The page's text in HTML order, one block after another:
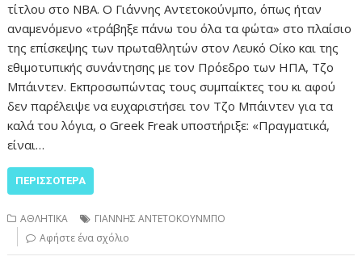
τίτλου στο ΝΒΑ. Ο Γιάννης Αντετοκούνμπο, όπως ήταν
αναμενόμενο «τράβηξε πάνω του όλα τα φώτα» στο πλαίσιο
της επίσκεψης των πρωταθλητών στον Λευκό Οίκο και της
εθιμοτυπικής συνάντησης με τον Πρόεδρο των ΗΠΑ, Τζο
Μπάιντεν. Εκπροσωπώντας τους συμπαίκτες του κι αφού
δεν παρέλειψε να ευχαριστήσει τον Τζο Μπάιντεν για τα
καλά του λόγια, ο Greek Freak υποστήριξε: «Πραγματικά,
είναι…
ΠΕΡΙΣΣΌΤΕΡΑ
ΑΘΛΗΤΙΚΑ
ΓΙΑΝΝΗΣ ΑΝΤΕΤΟΚΟΥΝΜΠΟ
Αφήστε ένα σχόλιο